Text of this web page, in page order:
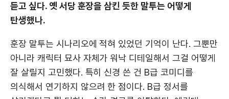
듣고 싶다. 옛 서당 훈장을 삼킨 듯한 말투는 어떻게
탄생했나.
훈장 말투는 시나리오에 적혀 있었던 기억이 난다. 그뿐만
아니라 캐릭터 묘사 자체가 워낙 디테일해서 그걸 어떻게
잘 살릴지 고민했다. 특히 신경 쓴 건 B급 코미디를
의식해서 연기하지 않으려 한 점이다. B급 정서를